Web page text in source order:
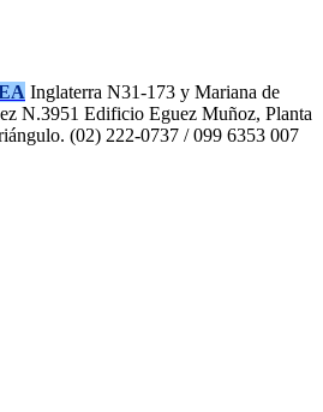
Inglaterra N31-173 y Mariana de
N.3951 Edificio Eguez Muñoz, Planta
(02) 222-0737 / 099 6353 007